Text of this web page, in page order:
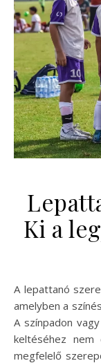
Ki a
A lepattanó szereposztás egy izgalmas és sokszínű világ,
amelyben a
A színpadon
keltéséhez nem
megfelelő